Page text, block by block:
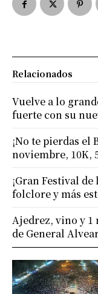
Relacionados
Vuelve a lo
fuerte con su
¡No te pierdas el
noviembre, 10K,
¡Gran Festival
folclore y más
Ajedrez, vino y
de General